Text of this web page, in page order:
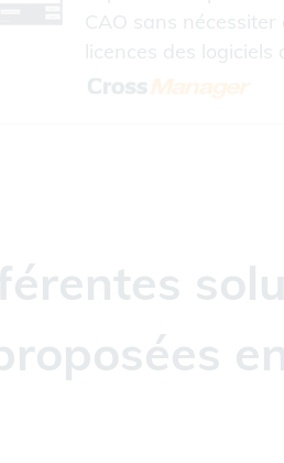
CAO sans nécessiter
licences des logiciels